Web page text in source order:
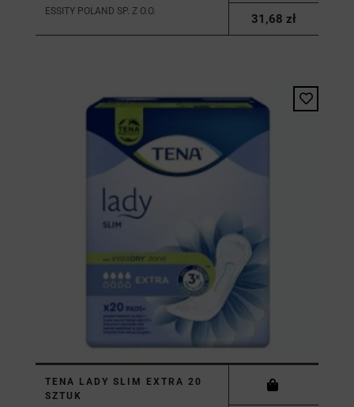
ESSITY POLAND SP. Z O.O.
31,68 zł
TENA LADY SLIM EXTRA 20
SZTUK